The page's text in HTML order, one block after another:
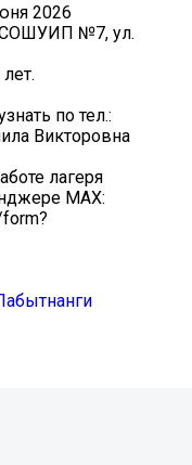
2026
№7, ул.
по тел.:
Викторовна
лагеря
MAX: